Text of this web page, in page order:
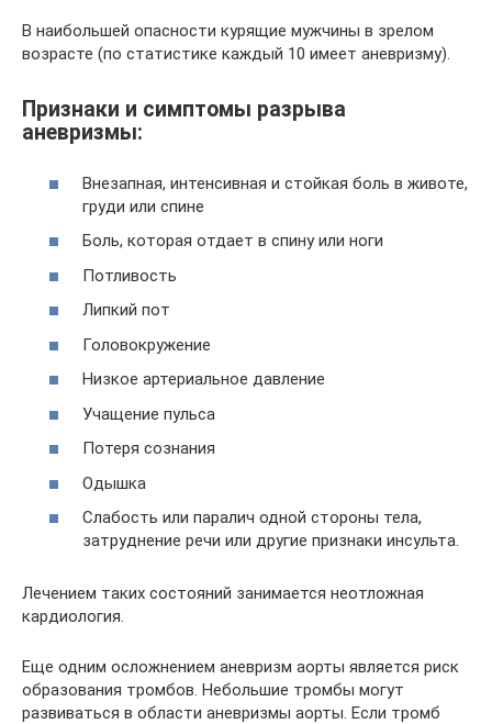
В наибольшей опасности курящие мужчины в зрелом
возрасте (по статистике каждый 10 имеет аневризму).
Признаки и симптомы разрыва
аневризмы:
Внезапная, интенсивная и стойкая боль в животе,
груди или спине
Боль, которая отдает в спину или ноги
Потливость
Липкий пот
Головокружение
Низкое артериальное давление
Учащение пульса
Потеря сознания
Одышка
Слабость или паралич одной стороны тела,
затруднение речи или другие признаки инсульта.
Лечением таких состояний занимается неотложная
кардиология.
Еще одним осложнением аневризм аорты является риск
образования тромбов. Небольшие тромбы могут
развиваться в области аневризмы аорты. Если тромб